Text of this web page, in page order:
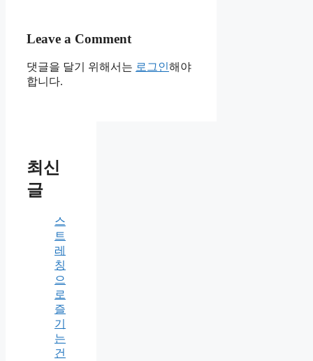
Leave a Comment
댓글을 달기 위해서는 로그인해야
합니다.
최신
글
스
트
레
칭
으
로
즐
기
는
건